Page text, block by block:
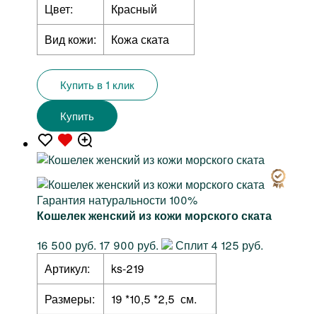
Цвет:
Красный
Вид кожи:
Кожа ската
Купить в 1 клик
Купить
Гарантия натуральности 100%
Кошелек женский из кожи морского ската
16 500 руб. 17 900 руб.
Сплит 4 125 руб.
Артикул:
ks-219
Размеры:
19 *10,5 *2,5 см.